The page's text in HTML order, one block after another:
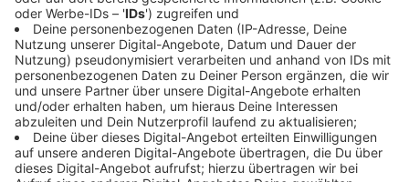
um eine unbefristete Vollzeitbeschäftigung.
Ansprechpartnerin im gemeinsamen Arbeitgeber-
Service der Agentur für Arbeit Wesel und des
Jobcenters Kreis Wesel: Frau Lutter, Tel. 0281 9620
185.
Fachkraft für Lagerlogistik (m/w/d) ab sofort in